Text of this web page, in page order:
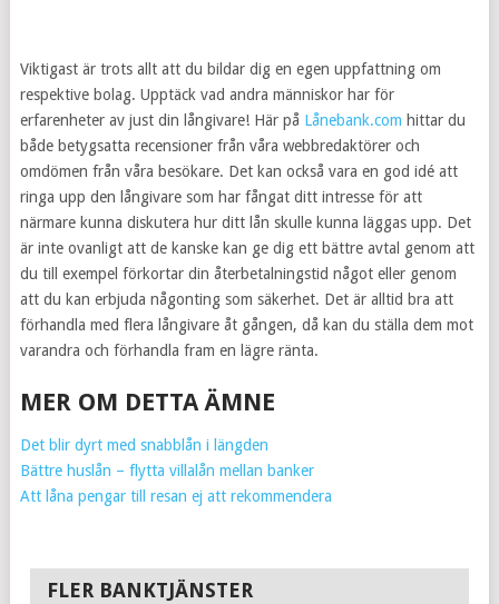
Viktigast är trots allt att du bildar dig en egen uppfattning om
respektive bolag. Upptäck vad andra människor har för
erfarenheter av just din långivare! Här på Lånebank.com hittar du
både betygsatta recensioner från våra webbredaktörer och
omdömen från våra besökare. Det kan också vara en god idé att
ringa upp den långivare som har fångat ditt intresse för att
närmare kunna diskutera hur ditt lån skulle kunna läggas upp. Det
är inte ovanligt att de kanske kan ge dig ett bättre avtal genom att
du till exempel förkortar din återbetalningstid något eller genom
att du kan erbjuda någonting som säkerhet. Det är alltid bra att
förhandla med flera långivare åt gången, då kan du ställa dem mot
varandra och förhandla fram en lägre ränta.
MER OM DETTA ÄMNE
Det blir dyrt med snabblån i längden
Bättre huslån – flytta villalån mellan banker
Att låna pengar till resan ej att rekommendera
FLER BANKTJÄNSTER